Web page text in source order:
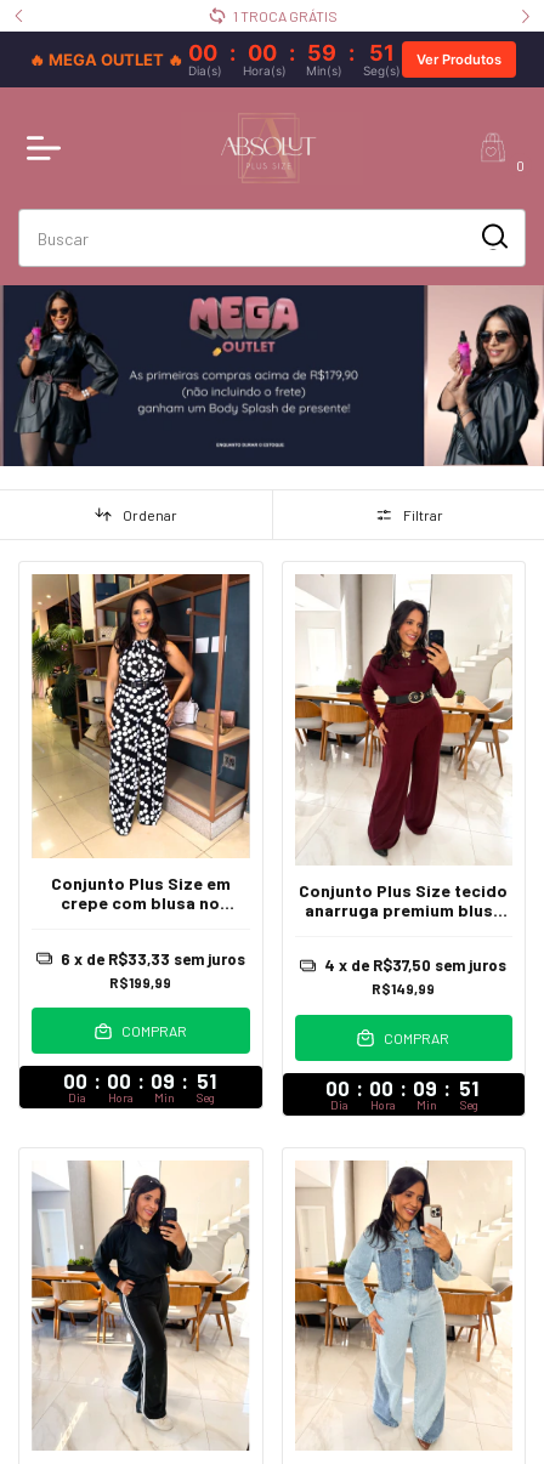
1 TROCA GRÁTIS
🔥 MEGA OUTLET 🔥 00 : 00 : 59 : 47
Dia(s) Hora(s) Min(s) Seg(s)
Ver Produtos
0
Ordenar Filtrar
Conjunto Plus Size em
crepe com blusa no
pantalona Gerusa
R$199,99
6 x de R$33,33 sem juros
COMPRAR
00 : 00 : 09 : 47
Dia Hora Min Seg
Conjunto Plus Size tecido
anarruga premium blusa
com calça pantalona Dalila
R$149,99
4 x de R$37,50 sem juros
COMPRAR
00 : 00 : 09 : 47
Dia Hora Min Seg